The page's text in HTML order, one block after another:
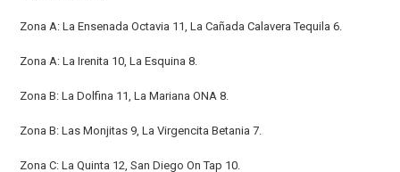
Zona A: La Ensenada Octavia 11, La Cañada Calavera Tequila 6.
Zona A: La Irenita 10, La Esquina 8.
Zona B: La Dolfina 11, La Mariana ONA 8.
Zona B: Las Monjitas 9, La Virgencita Betania 7.
Zona C: La Quinta 12, San Diego On Tap 10.